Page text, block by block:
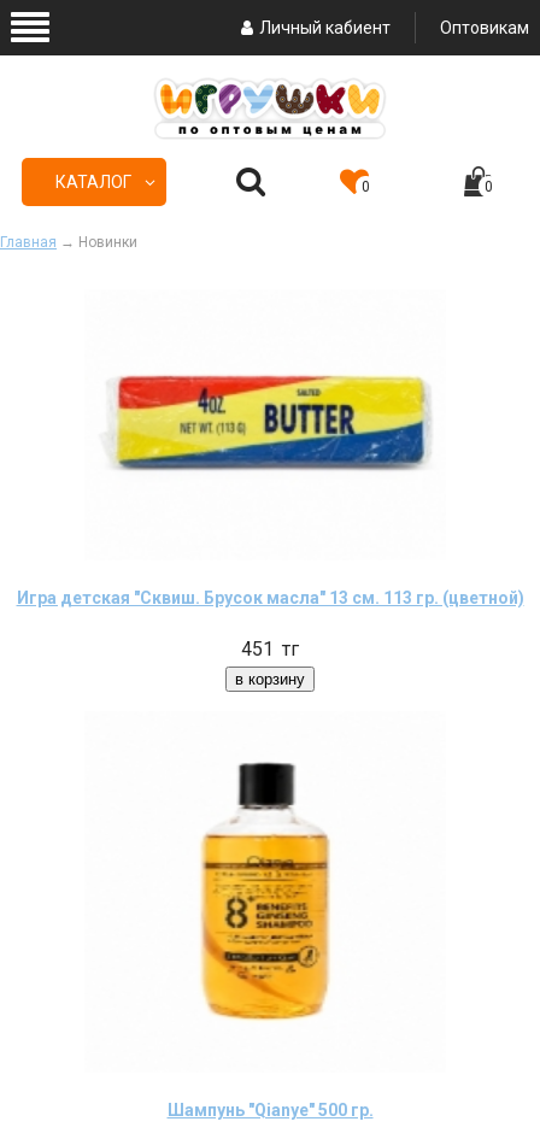
Личный кабиент Оптовикам
КАТАЛОГ 0 0
Главная → Новинки
Игра детская "Сквиш. Брусок масла" 13 см. 113 гр. (цветной)
451 тг
Шампунь "Qianye" 500 гр.